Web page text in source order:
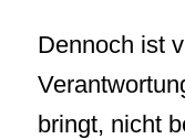
Dennoch ist
bringt, nicht